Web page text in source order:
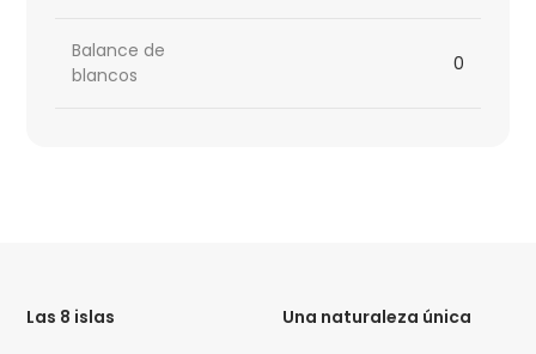
Balance de
blancos
0
Las 8 islas
Una naturaleza única